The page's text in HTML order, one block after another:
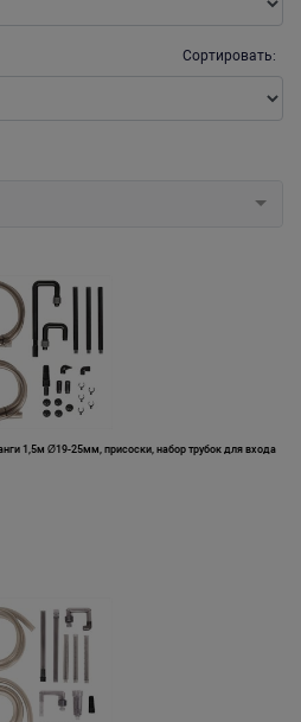
Сортировать:
1,5м Ø19-25мм, присоски, набор трубок для входа